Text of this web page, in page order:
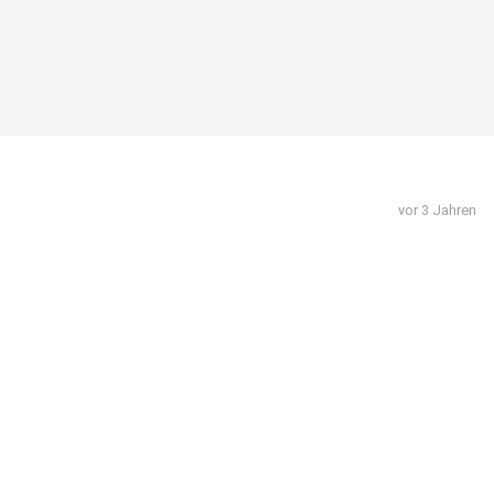
vor 3 Jahren